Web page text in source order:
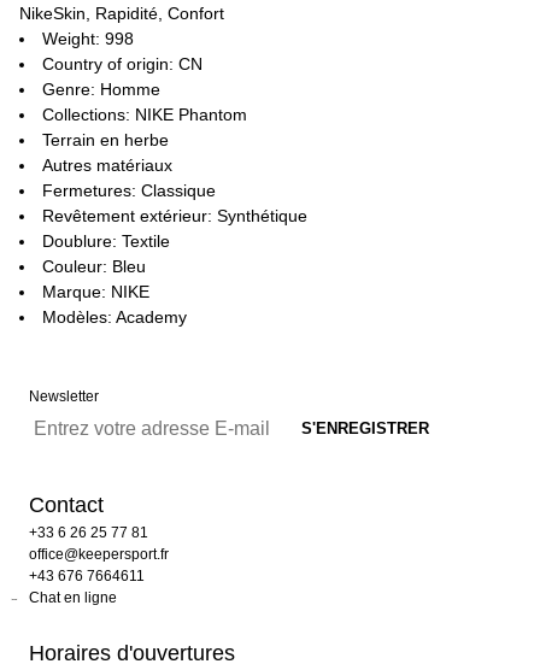
NikeSkin, Rapidité, Confort
Weight: 998
Country of origin: CN
Genre: Homme
Collections: NIKE Phantom
Terrain en herbe
Autres matériaux
Fermetures: Classique
Revêtement extérieur: Synthétique
Doublure: Textile
Couleur: Bleu
Marque: NIKE
Modèles: Academy
Newsletter
Contact
+33 6 26 25 77 81
office@keepersport.fr
+43 676 7664611
Chat en ligne
Horaires d'ouvertures